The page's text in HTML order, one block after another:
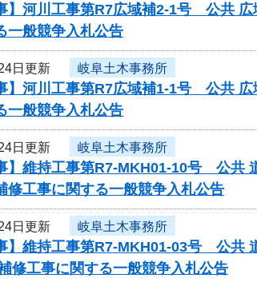
】河川工事第R7広域補2-1号 公共
一般競争入札公告
日更新 岐阜土木事務所
】河川工事第R7広域補1-1号 公共
一般競争入札公告
日更新 岐阜土木事務所
】維持工事第R7-MKH01-10号 公共
工事に関する一般競争入札公告
日更新 岐阜土木事務所
】維持工事第R7-MKH01-03号 公共
修工事に関する一般競争入札公告